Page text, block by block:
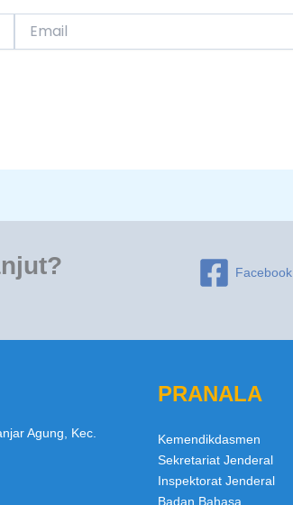
Facebook
Agung, Kec.
PRANALA
Kemendikdasmen
Sekretariat Jenderal
Inspektorat Jenderal
Badan Bahasa